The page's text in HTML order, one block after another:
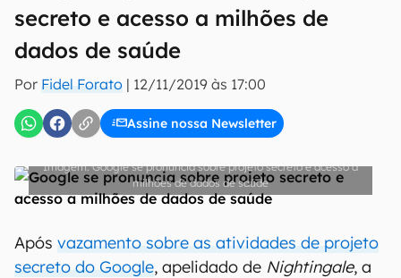
secreto e acesso a milhões de
dados de saúde
Por Fidel Forato | 12/11/2019 às 17:00
Assine nossa Newsletter
E-mail
inscreva-se
Uso e Política de Privacidade do Canaltech.
Google se pronuncia sobre projeto secreto e acesso a
milhões de dados de saúde
Após vazamento sobre as atividades de projeto
secreto do Google, apelidado de Nightingale, a